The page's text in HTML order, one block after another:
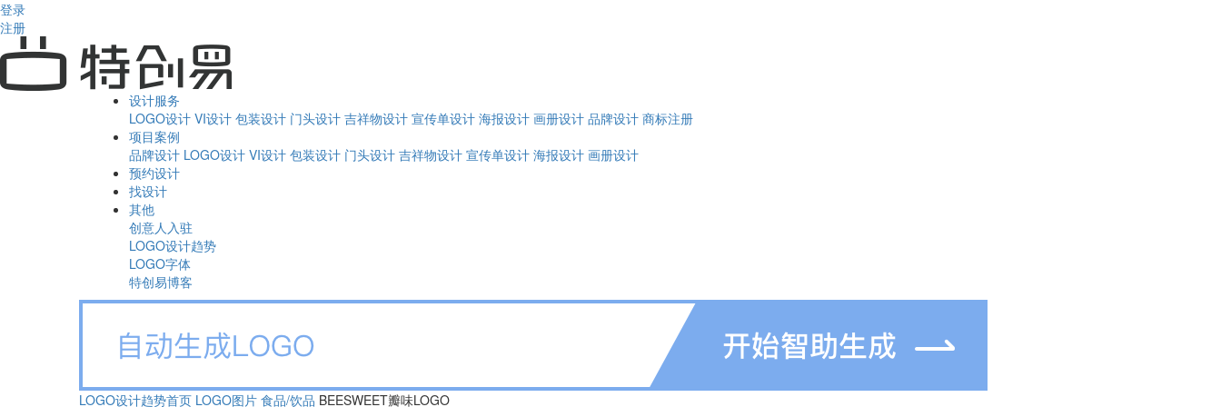
登录
注册
设计服务
LOGO设计 VI设计 包装设计 门头设计 吉祥物设计 宣传单设计 海报设计 画册设计 品牌设计 商标注册
项目案例
品牌设计 LOGO设计 VI设计 包装设计 门头设计 吉祥物设计 宣传单设计 海报设计 画册设计
预约设计
找设计
其他
创意人入驻
LOGO设计趋势
LOGO字体
特创易博客
LOGO设计趋势首页 LOGO图片 食品/饮品 BEESWEET瓣味LOGO